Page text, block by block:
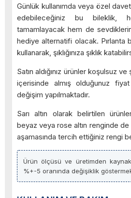
Günlük kullanımda veya özel
edebileceğiniz bu bileklik,
tamamlayacak hem de
hediye alternatifi olacak. Pırlanta
kullanarak, şıklığınıza şıklık
Satın aldığınız ürünler koşulsuz
içerisinde almış olduğunuz
değişim yapılmaktadır.
Sarı altın olarak belirtilen
beyaz veya rose altın renginde de
aşamasında tercih ettiğiniz rengi
Ürün ölçüsü ve üretimden
%+-5 oranında değişiklik